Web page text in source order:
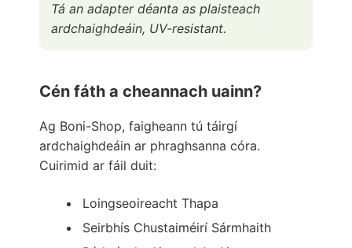
Tá an adapter déanta as plaisteach
ardchaighdeáin, UV-resistant.
Cén fáth a cheannach uainn?
Ag Boni-Shop, faigheann tú táirgí
ardchaighdeáin ar phraghsanna córa.
Cuirimid ar fáil duit:
Loingseoireacht Thapa
Seirbhís Chustaiméirí Sármhaith